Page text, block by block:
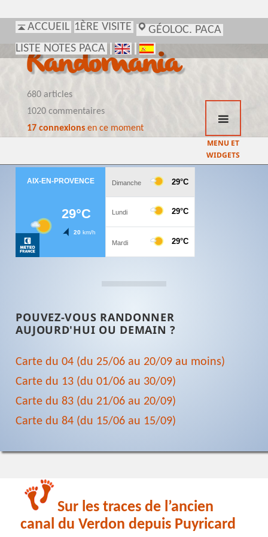
ACCUEIL 1ÈRE VISITE
GÉOLOC. PACA
LISTE NOTES PACA
Randomania
680 articles
1020 commentaires
17 connexionsen ce moment
MENU ET
WIDGETS
POUVEZ-VOUS RANDONNER
AUJOURD'HUI OU DEMAIN ?
Carte du 04 (du 25/06 au 20/09 au moins)
Carte du 13 (du 01/06 au 30/09)
Carte du 83 (du 21/06 au 20/09)
Carte du 84 (du 15/06 au 15/09)
Sur les traces de l’ancien
canal du Verdon depuis Puyricard